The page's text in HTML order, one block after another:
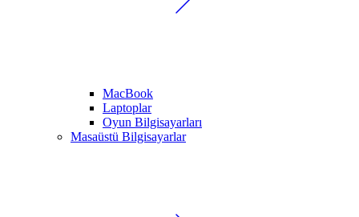
MacBook
Laptoplar
Oyun Bilgisayarları
Masaüstü Bilgisayarlar